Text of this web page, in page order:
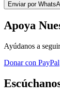
Enviar por
Apoya
Ayúdanos a
Donar con PayPal